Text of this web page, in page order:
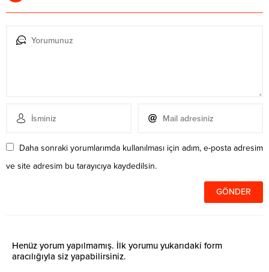
Daha sonraki yorumlarımda kullanılması için adım, e-posta adresim
ve site adresim bu tarayıcıya kaydedilsin.
Henüz yorum yapılmamış. İlk yorumu yukarıdaki form
aracılığıyla siz yapabilirsiniz.